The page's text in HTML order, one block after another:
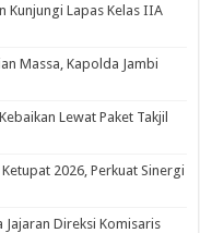
Kunjungi Lapas Kelas IIA
Massa, Kapolda Jambi
Lewat Paket Takjil
2026, Perkuat Sinergi
Jajaran Direksi Komisaris